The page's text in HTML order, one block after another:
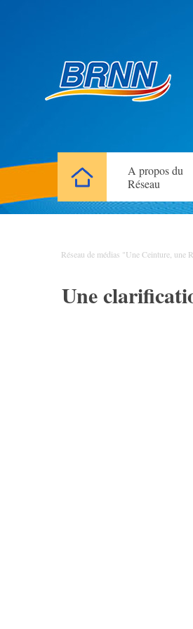
A propos du
Réseau
Réseau de médias "Une Ceinture, une
Une